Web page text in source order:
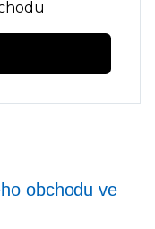
obchodu ve